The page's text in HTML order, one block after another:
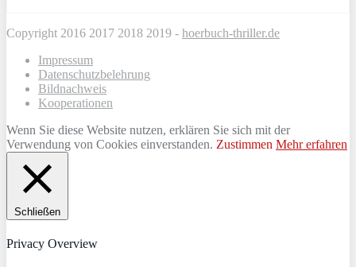
Copyright 2016 2017 2018 2019 - hoerbuch-thriller.de
Impressum
Datenschutzbelehrung
Bildnachweis
Kooperationen
Wenn Sie diese Website nutzen, erklären Sie sich mit der
Verwendung von Cookies einverstanden. Zustimmen Mehr erfahren
Schließen
Privacy Overview